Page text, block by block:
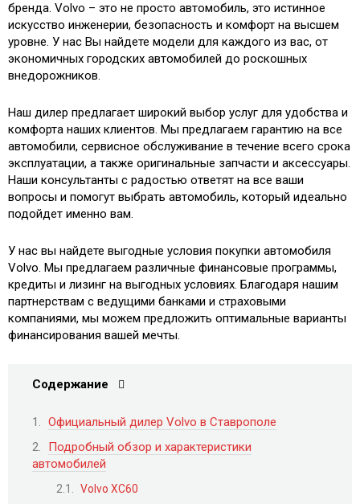
бренда. Volvo – это не просто автомобиль, это истинное
искусство инженерии, безопасность и комфорт на высшем
уровне. У нас Вы найдете модели для каждого из вас, от
экономичных городских автомобилей до роскошных
внедорожников.
Наш дилер предлагает широкий выбор услуг для удобства и
комфорта наших клиентов. Мы предлагаем гарантию на все
автомобили, сервисное обслуживание в течение всего срока
эксплуатации, а также оригинальные запчасти и аксессуары.
Наши консультанты с радостью ответят на все ваши
вопросы и помогут выбрать автомобиль, который идеально
подойдет именно вам.
У нас вы найдете выгодные условия покупки автомобиля
Volvo. Мы предлагаем различные финансовые программы,
кредиты и лизинг на выгодных условиях. Благодаря нашим
партнерствам с ведущими банками и страховыми
компаниями, мы можем предложить оптимальные варианты
финансирования вашей мечты.
Содержание
Официальный дилер Volvo в Ставрополе
Подробный обзор и характеристики
автомобилей
Volvo XC60